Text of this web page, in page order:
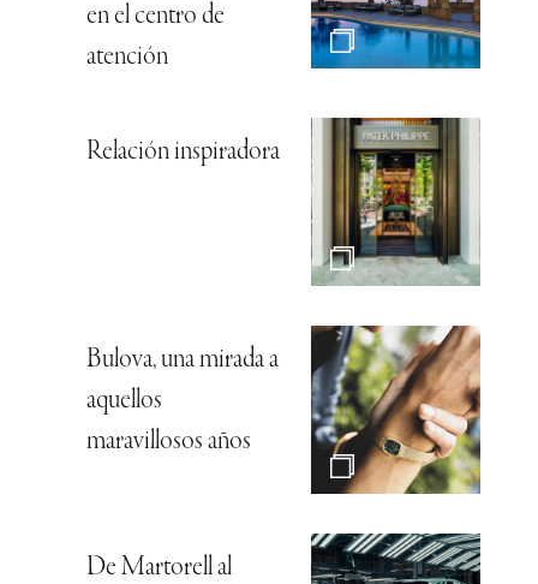
en el centro de
atención
Relación inspiradora
Bulova, una mirada a
aquellos
maravillosos años
De Martorell al